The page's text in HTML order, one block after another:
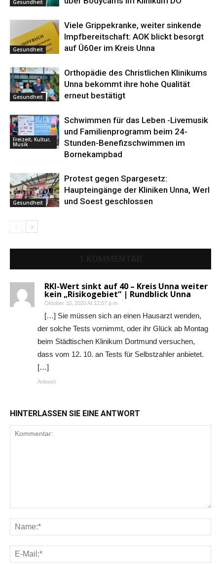
Gesundheit
Gesundheit
Viele Grippekranke, weiter sinkende
Impfbereitschaft: AOK blickt besorgt
auf Ü60er im Kreis Unna
Gesundheit
Orthopädie des Christlichen Klinikums
Unna bekommt ihre hohe Qualität
erneut bestätigt
Freizeit, Kultur,
Musik
Schwimmen für das Leben -Livemusik
und Familienprogramm beim 24-
Stunden-Benefizschwimmen im
Bornekampbad
Gesundheit
Protest gegen Spargesetz:
Haupteingänge der Kliniken Unna, Werl
und Soest geschlossen
RKI-Wert sinkt auf 40 – Kreis Unna weiter
kein „Risikogebiet“ | Rundblick Unna
Oktober 10, 2020 At 12:57 p.m.
[…] Sie müssen sich an einen Hausarzt wenden,
der solche Tests vornimmt, oder ihr Glück ab Montag
beim Städtischen Klinikum Dortmund versuchen,
dass vom 12. 10. an Tests für Selbstzahler anbietet.
[…]
Antwort
HINTERLASSEN SIE EINE ANTWORT